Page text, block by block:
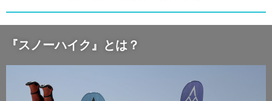
『スノーハイク』とは？